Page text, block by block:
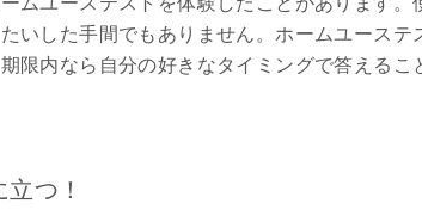
いした手間でもありません。ホームユーステ
限内なら自分の好きなタイミングで答えるこ
つ！